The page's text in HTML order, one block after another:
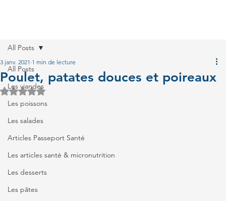
All Posts
Les viandes
Les poissons
Les salades
Articles Passeport Santé
Les articles santé & micronutrition
Les desserts
Les pâtes
All Posts
Poulet, patates douces et poireaux
3 janv. 2021 1 min de lecture
Noté NaN étoiles sur 5.